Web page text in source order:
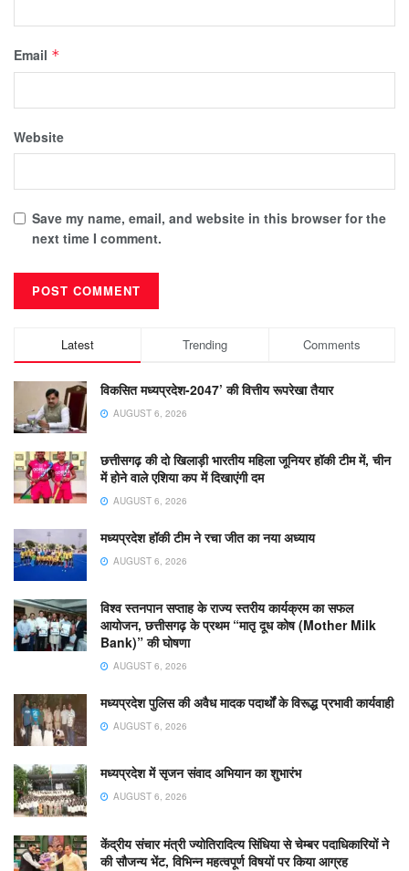
Email *
Website
Save my name, email, and website in this browser for the
next time I comment.
Latest Trending Comments
विकसित मध्यप्रदेश-2047’ की वित्तीय रूपरेखा तैयार
AUGUST 6, 2026
छत्तीसगढ़ की दो खिलाड़ी भारतीय महिला जूनियर हॉकी टीम में, चीन
में होने वाले एशिया कप में दिखाएंगी दम
AUGUST 6, 2026
मध्यप्रदेश हॉकी टीम ने रचा जीत का नया अध्याय
AUGUST 6, 2026
विश्व स्तनपान सप्ताह के राज्य स्तरीय कार्यक्रम का सफल
आयोजन, छत्तीसगढ़ के प्रथम “मातृ दूध कोष (Mother Milk
Bank)” की घोषणा
AUGUST 6, 2026
मध्यप्रदेश पुलिस की अवैध मादक पदार्थों के विरूद्ध प्रभावी कार्यवाही
AUGUST 6, 2026
मध्यप्रदेश में सृजन संवाद अभियान का शुभारंभ
AUGUST 6, 2026
केंद्रीय संचार मंत्री ज्योतिरादित्य सिंधिया से चेम्बर पदाधिकारियों ने
की सौजन्य भेंट, विभिन्न महत्वपूर्ण विषयों पर किया आग्रह